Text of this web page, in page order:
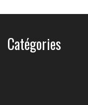
Catégories